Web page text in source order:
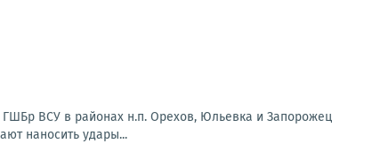
ВСУ в районах н.п. Орехов, Юльевка и Запорожец
наносить удары...